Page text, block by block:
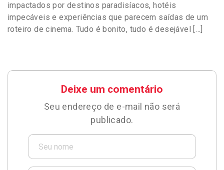
impactados por destinos paradisíacos, hotéis
impecáveis e experiências que parecem saídas de um
roteiro de cinema. Tudo é bonito, tudo é desejável […]
Deixe um comentário
Seu endereço de e-mail não será
publicado.